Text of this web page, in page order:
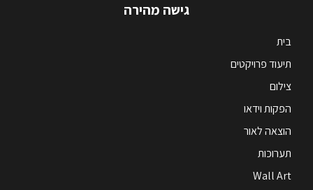
גישה מהירה
בית
תיעוד פרויקטים
צילום
הפקות וידאו
הוצאה לאור
תערוכות
Wall Art